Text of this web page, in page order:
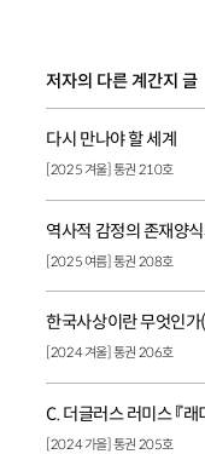
저자의 다른 계간지 글
다시 만나야 할 세계
[2025 겨울] 통권 210호
역사적 감정의 존재양식
[2025 여름] 통권 208호
한국사상이란 무엇인
[2024 겨울] 통권 206호
C. 더글러스 러미스 『래
[2024 가을] 통권 205호